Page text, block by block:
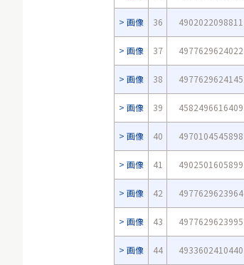
画像 36 4902022098811
画像 37 4977629624022
画像 38 4977629624145
画像 39 4582496616409
画像 40 4970104545898
画像 41 4902501605899
画像 42 4977629623964
画像 43 4977629623995
画像 44 4933602410440